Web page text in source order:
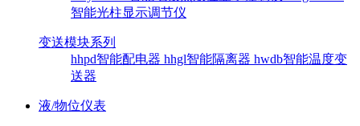
智能光柱显示调节仪
变送模块系列
hhpd智能配电器 hhgl智能隔离器 hwdb智能温度变
送器
液/物位仪表